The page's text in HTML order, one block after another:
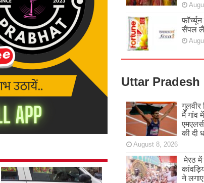
सैंपल
Uttar Pradesh
गुलवीर
मैं गांव
की दी
August 8, 2026
मेरठ में
ने